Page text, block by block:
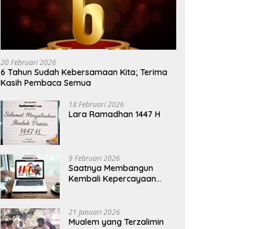
20 Februari 2026
6 Tahun Sudah Kebersamaan Kita; Terima
Kasih Pembaca Semua
18 Februari 2026
Lara Ramadhan 1447 H
9 Februari 2026
Saatnya Membangun
Kembali Kepercayaan
21 Januari 2026
Mualem yang Terzalimin